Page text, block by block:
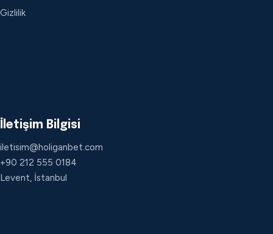
Gizlilik
İletişim Bilgisi
iletisim@holiganbet.com
+90 212 555 0184
Levent, İstanbul